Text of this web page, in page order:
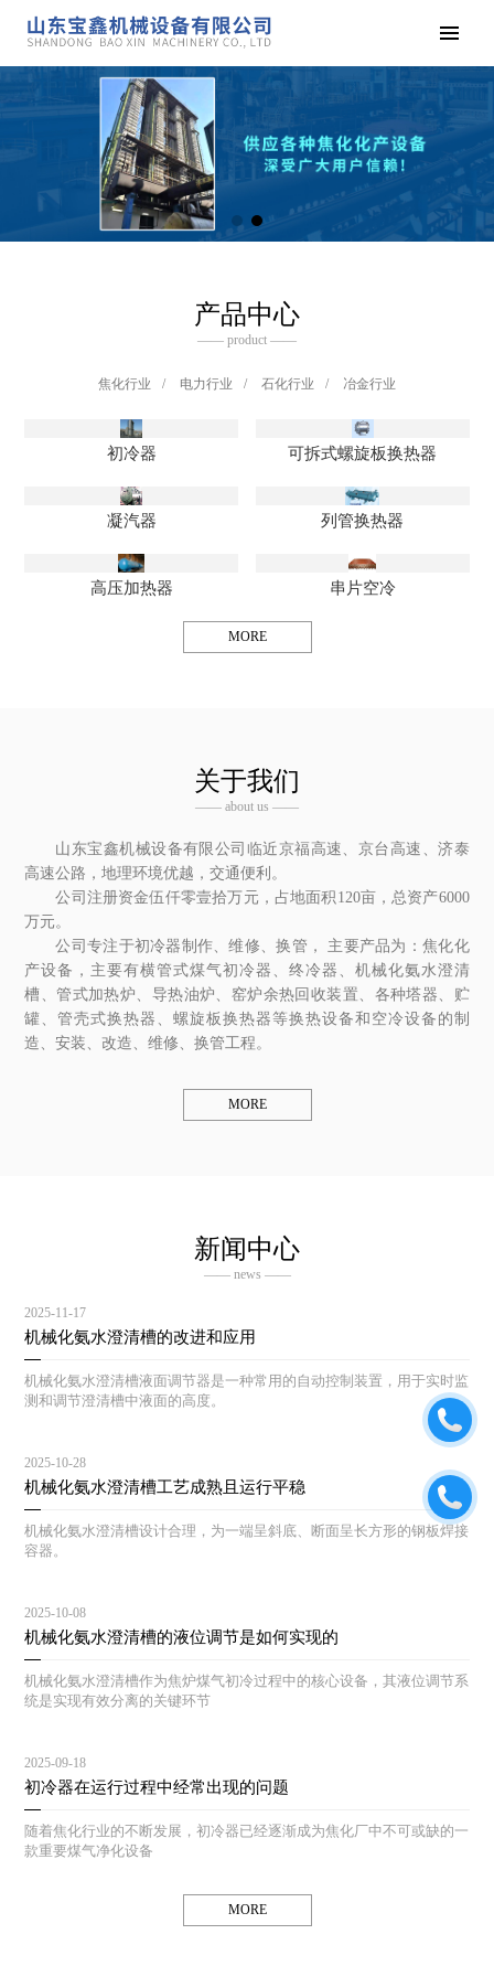
产品中心
—— product ——
焦化行业 / 电力行业 / 石化行业 / 冶金行业
初冷器 可拆式螺旋板换热器
凝汽器 列管换热器
高压加热器 串片空冷
MORE
关于我们
—— about us ——
山东宝鑫机械设备有限公司临近京福高速、京台高速、济泰
高速公路，地理环境优越，交通便利。
公司注册资金伍仟零壹拾万元，占地面积120亩，总资产6000
万元。
公司专注于初冷器制作、维修、换管， 主要产品为：焦化化
产设备，主要有横管式煤气初冷器、终冷器、机械化氨水澄清
槽、管式加热炉、导热油炉、窑炉余热回收装置、各种塔器、贮
罐、管壳式换热器、螺旋板换热器等换热设备和空冷设备的制
造、安装、改造、维修、换管工程。
MORE
新闻中心
—— news ——
2025-11-17
机械化氨水澄清槽的改进和应用
机械化氨水澄清槽液面调节器是一种常用的自动控制装置，用于实时监
测和调节澄清槽中液面的高度。
2025-10-28
机械化氨水澄清槽工艺成熟且运行平稳
机械化氨水澄清槽设计合理，为一端呈斜底、断面呈长方形的钢板焊接
容器。
2025-10-08
机械化氨水澄清槽的液位调节是如何实现的
机械化氨水澄清槽作为焦炉煤气初冷过程中的核心设备，其液位调节系
统是实现有效分离的关键环节
2025-09-18
初冷器在运行过程中经常出现的问题
随着焦化行业的不断发展，初冷器已经逐渐成为焦化厂中不可或缺的一
款重要煤气净化设备
MORE